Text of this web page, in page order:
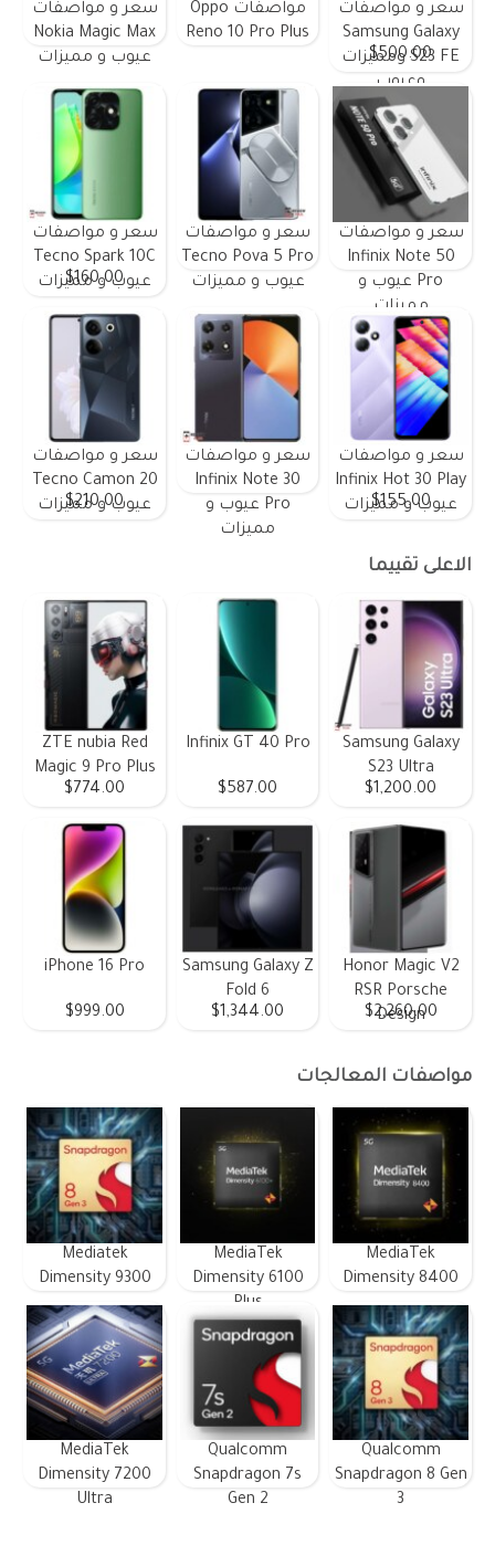
سعر و مواصفات
Samsung Galaxy
S23 FE ومميزات
وعيوب
$500.00
مواصفات Oppo
Reno 10 Pro Plus
سعر و مواصفات
Nokia Magic Max
عيوب و مميزات
سعر و مواصفات
Infinix Note 50
Pro عيوب و
مميزات
سعر و مواصفات
Tecno Pova 5 Pro
عيوب و مميزات
سعر و مواصفات
Tecno Spark 10C
عيوب و مميزات
$160.00
سعر و مواصفات
Infinix Hot 30 Play
عيوب و مميزات
$155.00
سعر و مواصفات
Infinix Note 30
Pro عيوب و
مميزات
سعر و مواصفات
Tecno Camon 20
عيوب و مميزات
$210.00
الاعلى تقييما
Samsung Galaxy
S23 Ultra
$1,200.00
Infinix GT 40 Pro
$587.00
ZTE nubia Red
Magic 9 Pro Plus
$774.00
Honor Magic V2
RSR Porsche
Design
$2,260.00
Samsung Galaxy Z
Fold 6
$1,344.00
iPhone 16 Pro
$999.00
مواصفات المعالجات
MediaTek
Dimensity 8400
MediaTek
Dimensity 6100
Plus
Mediatek
Dimensity 9300
Qualcomm
Snapdragon 8 Gen
3
Qualcomm
Snapdragon 7s
Gen 2
MediaTek
Dimensity 7200
Ultra